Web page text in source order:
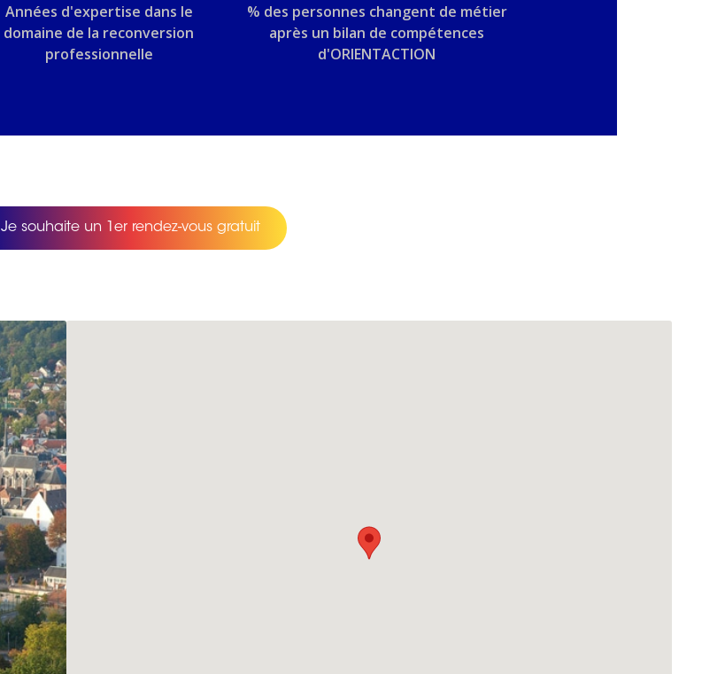
Années d'expertise dans le
domaine de la reconversion
professionnelle
% des personnes changent de métier
après un bilan de compétences
d'ORIENTACTION
Je souhaite un 1er rendez-vous gratuit